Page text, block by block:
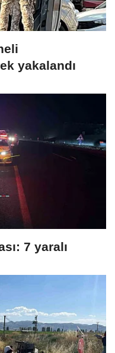
yakalandı
7 yaralı